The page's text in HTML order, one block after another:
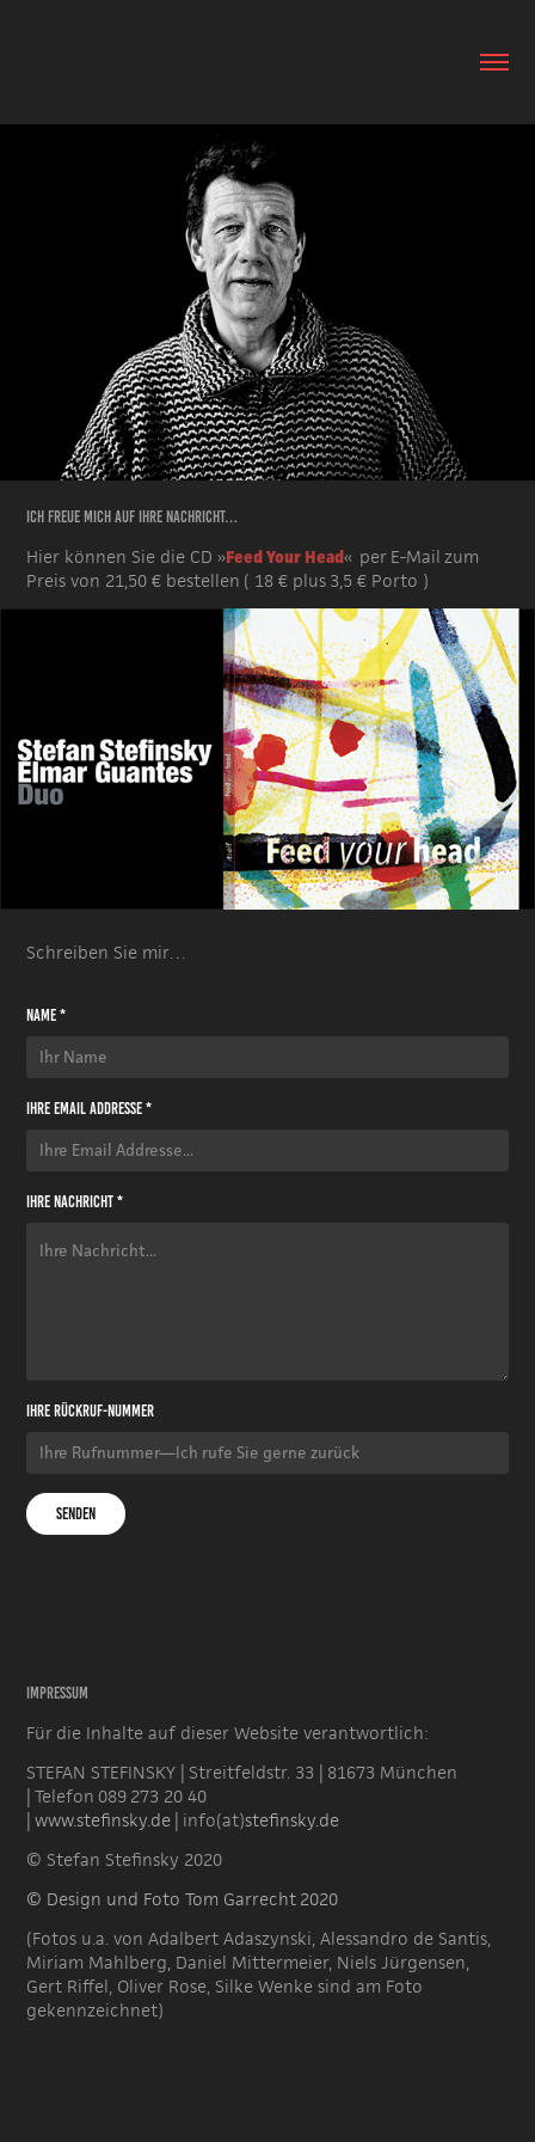
Ich freue mich auf Ihre Nachricht…
Hier können Sie die CD »Feed Your Head« per E-Mailzum
Preis von 21,50 € bestellen ( 18 € plus 3,5 € Porto )
Schreiben Sie mir…
Name *
Ihre Email Addresse *
Ihre Nachricht *
Ihre Rückruf-Nummer
SENDEN
Impressum
Für die Inhalte auf dieser Website verantwortlich:
STEFAN STEFINSKY | Streitfeldstr. 33 | 81673 München
| Telefon 089 273 20 40
|www.stefinsky.de | info(at)stefinsky.de
© Stefan Stefinsky 2020
© Design und Foto Tom Garrecht 2020
(Fotos u.a. von Adalbert Adaszynski, Alessandro de Santis,
Miriam Mahlberg, Daniel Mittermeier, Niels Jürgensen,
Gert Riffel, Oliver Rose, Silke Wenke sind am Foto
gekennzeichnet)